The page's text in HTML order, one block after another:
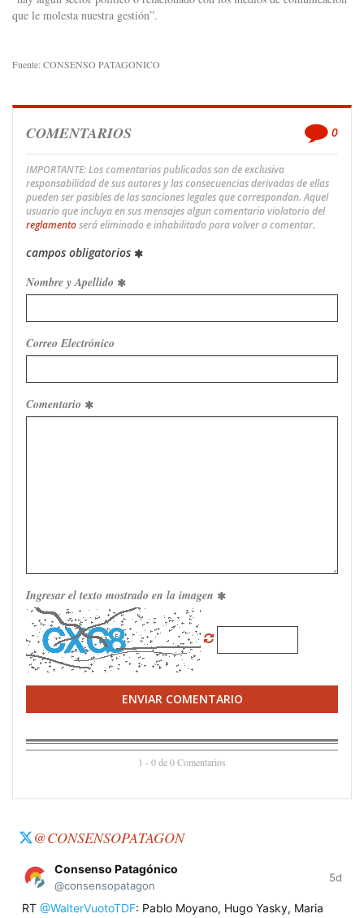
que le molesta nuestra gestión”.
Fuente: CONSENSO PATAGONICO
COMENTARIOS 0
IMPORTANTE: Los comentarios publicados son de exclusiva
responsabilidad de sus autores y las consecuencias derivadas de ellas
pueden ser pasibles de las sanciones legales que correspondan. Aquel
usuario que incluya en sus mensajes algun comentario violatorio del
reglamentoserá eliminado e inhabilitado para volver a comentar.
campos obligatorios
Nombre y Apellido
Correo Electrónico
Comentario
Ingresar el texto mostrado en la imagen
ENVIAR COMENTARIO
1 - 0 de 0 Comentarios
@CONSENSOPATAGON
Consenso Patagónico
@consensopatagon
5d
RT @WalterVuotoTDF: Pablo Moyano, Hugo Yasky, Maria